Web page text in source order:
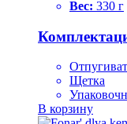
Вес: 330 г
Щетка
В корзину